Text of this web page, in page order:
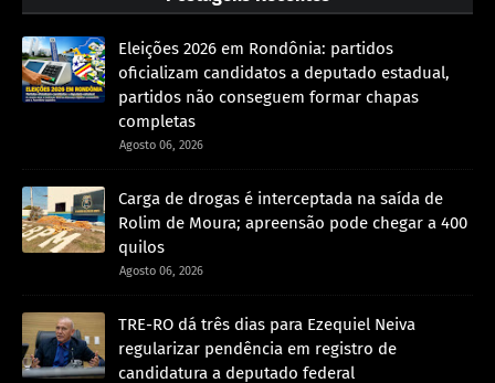
Eleições 2026 em Rondônia: partidos
oficializam candidatos a deputado estadual,
partidos não conseguem formar chapas
completas
Agosto 06, 2026
Carga de drogas é interceptada na saída de
Rolim de Moura; apreensão pode chegar a 400
quilos
Agosto 06, 2026
TRE-RO dá três dias para Ezequiel Neiva
regularizar pendência em registro de
candidatura a deputado federal